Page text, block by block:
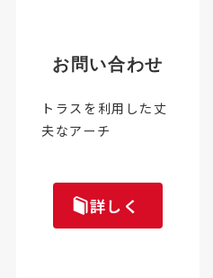
お問い合わせ
トラスを利用した丈
夫なアーチ
詳しく